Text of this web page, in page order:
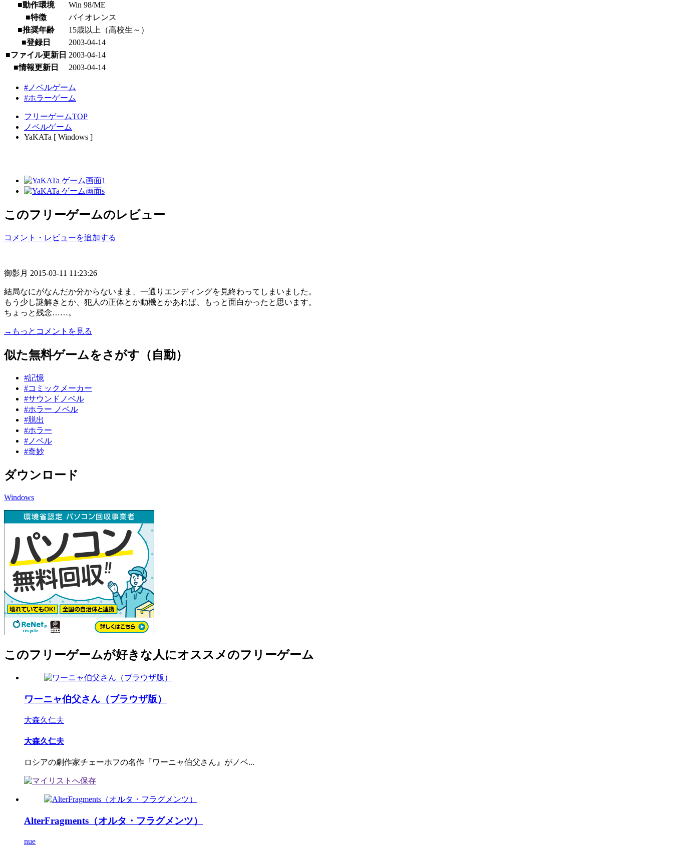
■動作環境
Win 98/ME
■特徴
バイオレンス
■推奨年齢
15歳以上（高校生～）
■登録日
2003-04-14
■ファイル更新日 2003-04-14
■情報更新日
2003-04-14
#ノベルゲーム
#ホラーゲーム
フリーゲームTOP
ノベルゲーム
YaKATa [ Windows ]
このフリーゲームのレビュー
コメント・レビューを追加する
御影月 2015-03-11 11:23:26
結局なにがなんだか分からないまま、一通りエンディングを見終わってしまいました。
もう少し謎解きとか、犯人の正体とか動機とかあれば、もっと面白かったと思います。
ちょっと残念……。
→もっとコメントを見る
似た無料ゲームをさがす（自動）
#記憶
#コミックメーカー
#サウンドノベル
#ホラー ノベル
#脱出
#ホラー
#ノベル
#奇妙
ダウンロード
Windows
このフリーゲームが好きな人にオススメのフリーゲーム
ワーニャ伯父さん（ブラウザ版）
大森久仁夫
大森久仁夫
ロシアの劇作家チェーホフの名作『ワーニャ伯父さん』がノベ...
AlterFragments（オルタ・フラグメンツ）
nue